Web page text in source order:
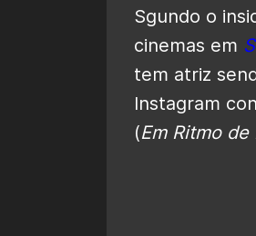
Sgundo o
cinemas em
tem atriz
Instagram
(Em Ritmo de